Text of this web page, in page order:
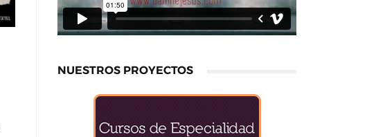
NUESTROS PROYECTOS